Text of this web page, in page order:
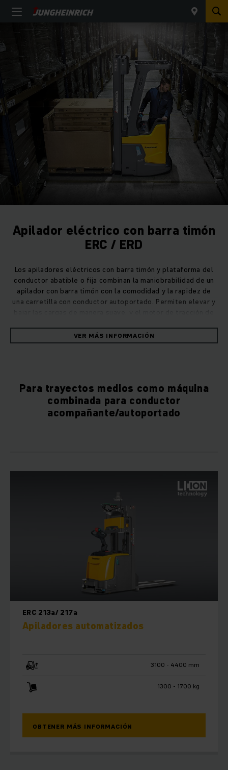
Apilador eléctrico con barra timón
ERC / ERD
Los apiladores eléctricos con barra timón y plataforma del
conductor abatible o fija combinan la maniobrabilidad de un
apilador con barra timón con la comodidad y la rapidez de
una carretilla con conductor autoportado. Permiten elevar y
Por medio de componentes de automatización inteligentes,
nuestras carretillas de serie de probada eficacia se
convierten en vehículos autoguiados (AGV). En interacción
con un software inteligente, garantiza la viabilidad del
cuales aumentará automáticamente la rentabilidad de su
VER MÁS INFORMACIÓN
Para trayectos medios como máquina
combinada para conductor
acompañante/autoportado
ERC 213a/ 217a
Apiladores automatizados
3100 - 4400 mm
1300 - 1700 kg
OBTENER MÁS INFORMACIÓN